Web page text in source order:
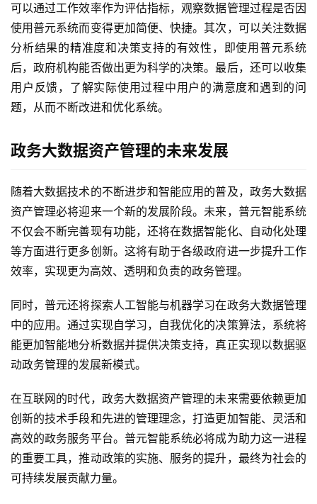
可以通过工作效率作为评估指标，观察数据管理过程是否因
使用普元系统而变得更加简便、快捷。其次，可以关注数据
分析结果的精准度和决策支持的有效性，即使用普元系统
后，政府机构能否做出更为科学的决策。最后，还可以收集
用户反馈，了解实际使用过程中用户的满意度和遇到的问
题，从而不断改进和优化系统。
政务大数据资产管理的未来发展
随着大数据技术的不断进步和智能应用的普及，政务大数据
资产管理必将迎来一个新的发展阶段。未来，普元智能系统
不仅会不断完善现有功能，还将在数据智能化、自动化处理
等方面进行更多创新。这将有助于各级政府进一步提升工作
效率，实现更为高效、透明和负责的政务管理。
同时，普元还将探索人工智能与机器学习在政务大数据管理
中的应用。通过实现自学习，自我优化的决策算法，系统将
能更加智能地分析数据并提供决策支持，真正实现以数据驱
动政务管理的发展新模式。
在互联网的时代，政务大数据资产管理的未来需要依赖更加
创新的技术手段和先进的管理理念，打造更加智能、灵活和
高效的政务服务平台。普元智能系统必将成为助力这一进程
的重要工具，推动政策的实施、服务的提升，最终为社会的
可持续发展贡献力量。